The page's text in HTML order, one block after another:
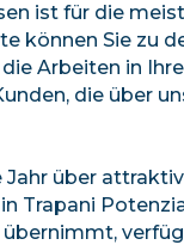
ist für die
können Sie zu
Arbeiten in
die über
Jahr über
Trapani